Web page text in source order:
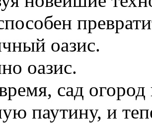
оазис.
оазис.
сад огород
паутину, и